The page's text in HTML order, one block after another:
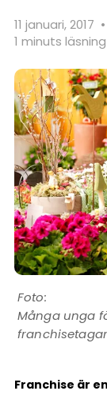
11 januari, 2017 •
1 minuts läsning
Många unga
Franchise är